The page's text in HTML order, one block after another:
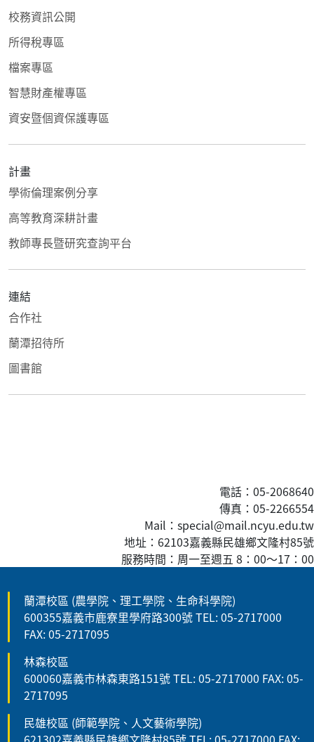
校務資訊公開
所得稅專區
檔案專區
智慧財產權專區
資安暨個資保護專區
計畫
學術倫理案例分享
高等教育深耕計畫
教師專長暨研究查詢平台
連結
合作社
蘭潭招待所
圖書館
電話：05-2068640
傳真 ：05-2266554
Mail：special@mail.ncyu.edu.tw
地址：62103嘉義縣民雄鄉文隆村85號
服務時間：周一至週五 8：00～17：00
蘭潭校區 (農學院、理工學院、生命科學院)
600355嘉義市鹿寮里學府路300號 TEL: 05-2717000
FAX: 05-2717095
林森校區
600060嘉義市林森東路151號 TEL: 05-2717000 FAX: 05-
2717095
民雄校區 (師範學院、人文藝術學院)